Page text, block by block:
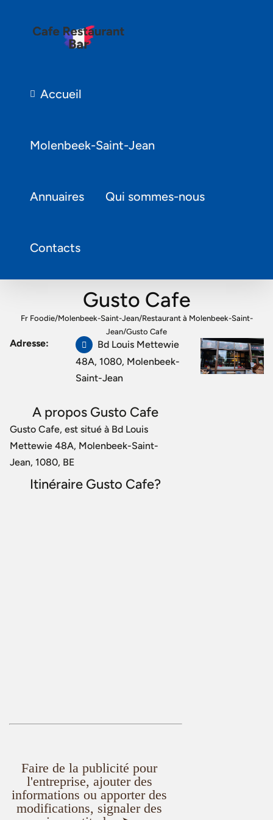
Accueil
Molenbeek-Saint-Jean
Annuaires Qui sommes-nous
Contacts
Gusto Cafe
Fr Foodie/Molenbeek-Saint-Jean/Restaurant à Molenbeek-Saint-
Jean/Gusto Cafe
Adresse:
Bd Louis Mettewie
48A, 1080, Molenbeek-
Saint-Jean
A propos Gusto Cafe
Gusto Cafe, est situé à Bd Louis
Mettewie 48A, Molenbeek-Saint-
Jean, 1080, BE
Itinéraire Gusto Cafe?
Faire de la publicité pour
l'entreprise, ajouter des
informations ou apporter des
modifications, signaler des